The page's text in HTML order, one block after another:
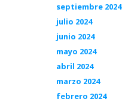
septiembre 2024
julio 2024
junio 2024
mayo 2024
abril 2024
marzo 2024
febrero 2024